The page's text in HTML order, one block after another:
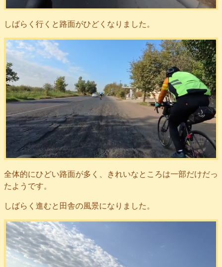
しばらく行くと路面がひどくなりました。
全体的にひどい路面が多く、きれいなところは一部だけだっ
たようです。
しばらく進むと田舎の風景になりました。